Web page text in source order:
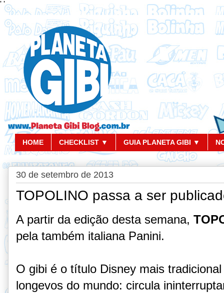
' '
HOME CHECKLIST ▼ GUIA PLANETA GIBI ▼
30 de setembro de 2013
TOPOLINO passa a ser
A partir da edição desta semana,
pela também italiana Panini.
O gibi é o título Disney mais
longevos do mundo: circula